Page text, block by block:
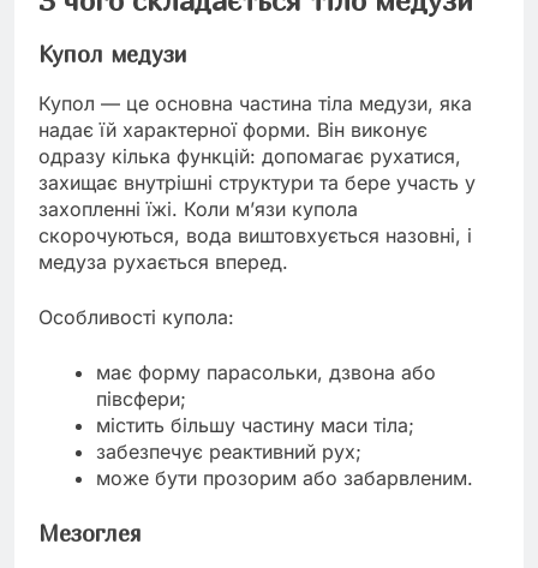
Купол медузи
Купол — це основна частина тіла медузи, яка
надає їй характерної форми. Він виконує
одразу кілька функцій: допомагає рухатися,
захищає внутрішні структури та бере участь у
захопленні їжі. Коли м’язи купола
скорочуються, вода виштовхується назовні, і
медуза рухається вперед.
Особливості купола:
має форму парасольки, дзвона або
півсфери;
містить більшу частину маси тіла;
забезпечує реактивний рух;
може бути прозорим або забарвленим.
Мезоглея